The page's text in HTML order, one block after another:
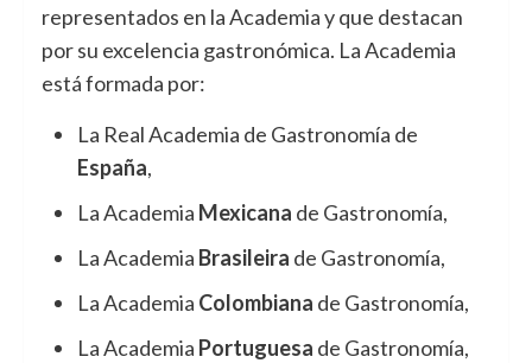
representados en la Academia y que destacan
por su excelencia gastronómica. La Academia
está formada por:
La Real Academia de Gastronomía de
España,
La Academia Mexicana de Gastronomía,
La Academia Brasileira de Gastronomía,
La Academia Colombiana de Gastronomía,
La Academia Portuguesa de Gastronomía,